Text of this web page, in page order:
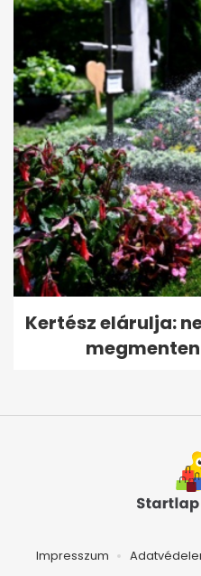
Kertész elárulja:
Impresszum